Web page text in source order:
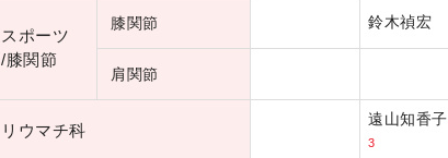
スポーツ
/膝関節
膝関節 鈴木禎宏
肩関節
リウマチ科
遠山知香子
3